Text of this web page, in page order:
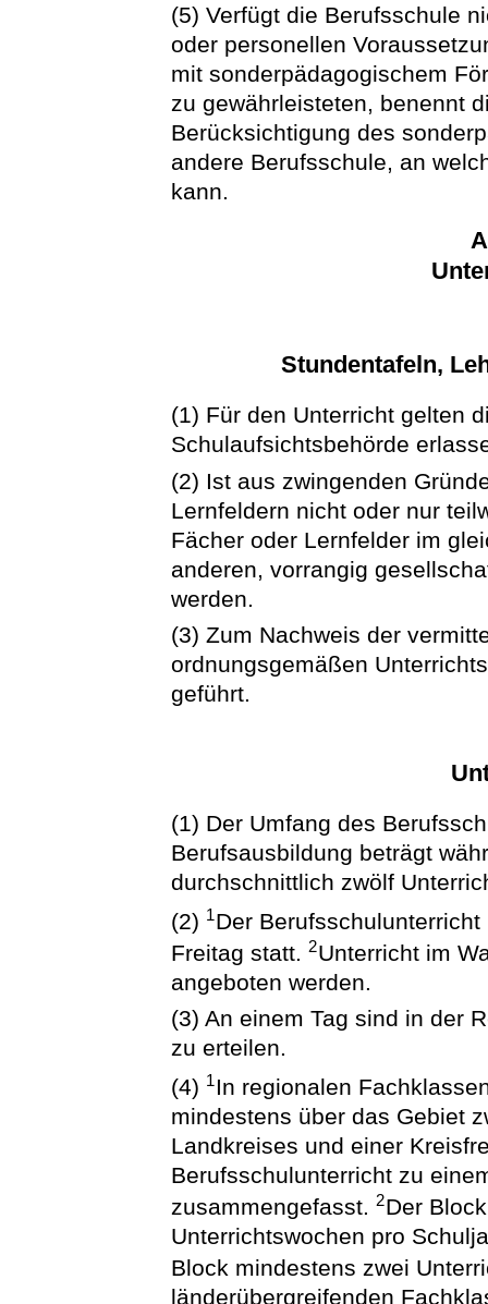
(5) Verfügt die Berufsschule
oder personellen
mit sonderpädagogischem
zu gewährleisteten, benennt
Berücksichtigung des
andere Berufsschule, an
kann.
Stundentafeln,
(1) Für den Unterricht gelten
Schulaufsichtsbehörde
(2) Ist aus zwingenden
Lernfeldern nicht oder nur
Fächer oder Lernfelder im
anderen, vorrangig
werden.
(3) Zum Nachweis der
ordnungsgemäßen
geführt.
(1) Der Umfang des
Berufsausbildung beträgt
durchschnittlich zwölf
(2) 1Der
Freitag statt.2Unterricht im
angeboten werden.
(3) An einem Tag sind in der
zu erteilen.
(4) 1 In regionalen
mindestens über das Gebiet
Landkreises und einer
Berufsschulunterricht zu
zusammengefasst.2Der
Unterrichtswochen pro
Block mindestens zwei
länderübergreifenden